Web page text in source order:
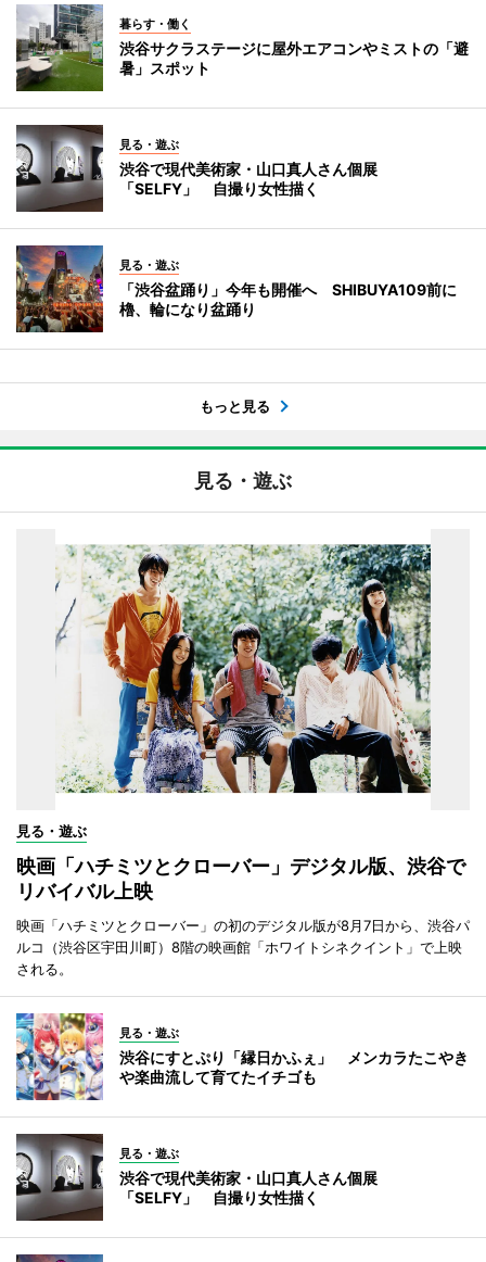
暮らす・働く
渋谷サクラステージに屋外エアコンやミストの「避
暑」スポット
見る・遊ぶ
渋谷で現代美術家・山口真人さん個展
「SELFY」 自撮り女性描く
見る・遊ぶ
「渋谷盆踊り」今年も開催へ SHIBUYA109前に
櫓、輪になり盆踊り
もっと見る
見る・遊ぶ
見る・遊ぶ
映画「ハチミツとクローバー」デジタル版、渋谷で
リバイバル上映
映画「ハチミツとクローバー」の初のデジタル版が8月7日から、渋谷パ
ルコ（渋谷区宇田川町）8階の映画館「ホワイトシネクイント」で上映
される。
見る・遊ぶ
渋谷にすとぷり「縁日かふぇ」 メンカラたこやき
や楽曲流して育てたイチゴも
見る・遊ぶ
渋谷で現代美術家・山口真人さん個展
「SELFY」 自撮り女性描く